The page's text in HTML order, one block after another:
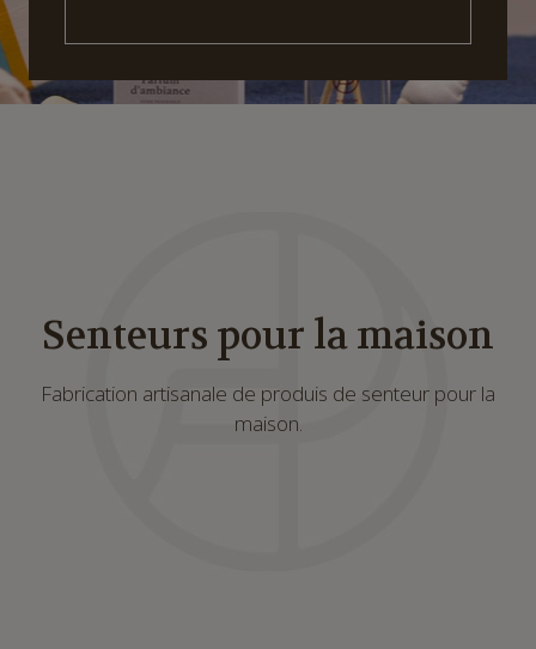
Senteurs pour la maison
Fabrication artisanale de produis de senteur pour la
maison.